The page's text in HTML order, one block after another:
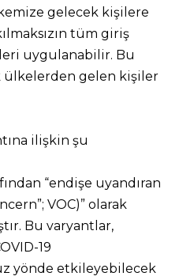
gelecek kişilere
tüm giriş
uygulanabilir. Bu
ülkelerden gelen kişiler
ilişkin şu
“endişe uyandıran
VOC)” olarak
Bu varyantlar,
19
yönde etkileyebilecek